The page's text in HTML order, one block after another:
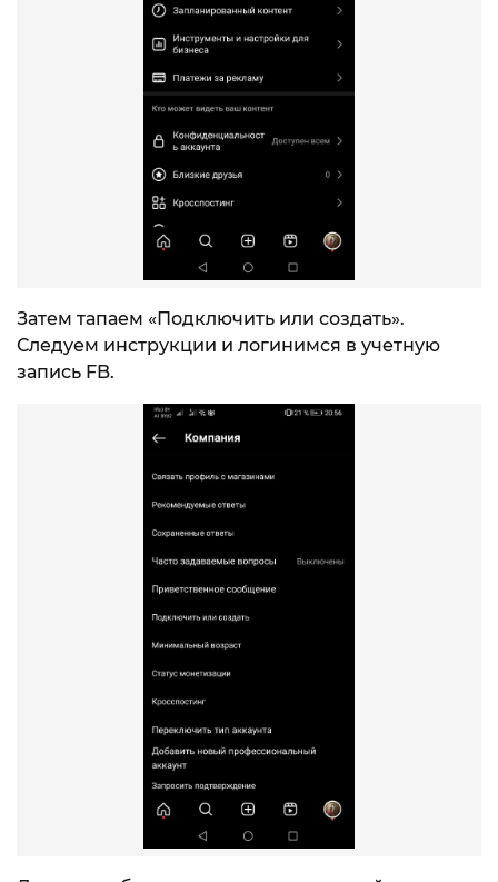
Затем тапаем «Подключить или создать».
Следуем инструкции и логинимся в учетную
запись FB.